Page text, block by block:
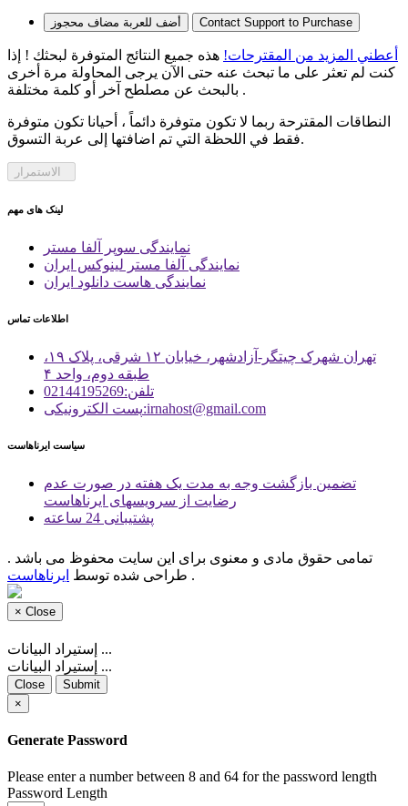
أضف للعربة مضاف محجوز Contact Support to Purchase
أعطني المزيد من المقترحات! هذه جميع النتائج المتوفرة لبحثك ! إذا
كنت لم تعثر على ما تبحث عنه حتى الآن يرجى المحاولة مرة أخرى
بالبحث عن مصلطح آخر أو كلمة مختلفة .
النطاقات المقترحة ربما لا تكون متوفرة دائماً ، أحيانا تكون متوفرة
فقط في اللحظة التي تم اضافتها إلى عربة التسوق.
لینک های مهم
نمایندگی سوپر آلفا مستر
نمایندگی آلفا مستر لینوکس ایران
نمایندگی هاست دانلود ایران
اطلاعات تماس
تهران شهرک چیتگر-آزادشهر، خیابان ۱۲ شرقی، پلاک ۱۹،
طبقه دوم، واحد ۴
تلفن:02144195269
پست الكترونیكی:irnahost@gmail.com
سیاست ایرناهاست
تضمین بازگشت وجه به مدت یک هفته در صورت عدم
رضایت از سرویسهای ایرناهاست
پشتیبانی 24 ساعته
تمامی حقوق مادی و معنوی برای این سایت محفوظ می باشد .
طراحی شده توسط ایرناهاست .
× Close
إستيراد البيانات ...
إستيراد البيانات ...
Close
Submit
×
Generate Password
Please enter a number between 8 and 64 for the password length
Password Length